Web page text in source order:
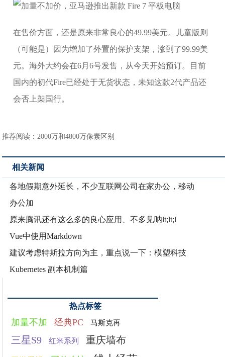
在售价方面，还是原来非常良心的49.99美元。儿童版则
（可能是）因为增加了外置的保护支架，涨到了99.99美
元。海外大约会在6月6号发售，从今天开始预订。目前
国内的初代Fire已经处于无货状态，未知这款2代产品还
会否上架国行。
推荐阅读：2000万和4800万像素区别
相关新闻
各地假期意外延长，不少互联网公司在家办公，移动
办公加
原来腾讯还有这么多的良心应用、不多见呐lt;lt;l
Vue中使用Markdown
建议考虑特斯拉方向为主，重点说一下：模塑科技
Kubernetes 副本机制篇
热点标签
加量不加 经典PC 马斯克再
三星S9 红米系列 重庆墙布